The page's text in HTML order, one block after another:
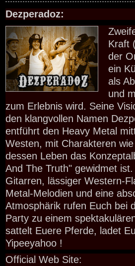
Dezperadoz:
Kraft
der
ein
als
und
zum Erlebnis wird. Seine
den klangvollen Namen
entführt den Heavy Metal
Westen, mit Charakteren
dessen Leben das
And The Truth" gewidmet
Gitarren, lässiger Western-
Metal-Melodien und eine
Atmosphärik rufen Euch bei
Party zu einem
sattelt Euere Pferde, ladet
Yipeeyahoo !
Official Web Site: